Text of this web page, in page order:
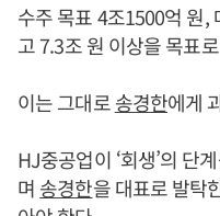
수주 목표 4조1500억 원,
고 7.3조 원 이상을 목표
이는 그대로송경한에게
HJ중공업이 ‘회생’의 단
며 송경한을 대표로 발탁